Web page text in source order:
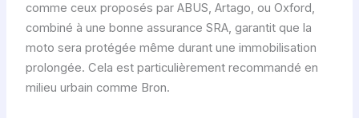
comme ceux proposés par ABUS, Artago, ou Oxford,
combiné à une bonne assurance SRA, garantit que la
moto sera protégée même durant une immobilisation
prolongée. Cela est particulièrement recommandé en
milieu urbain comme Bron.